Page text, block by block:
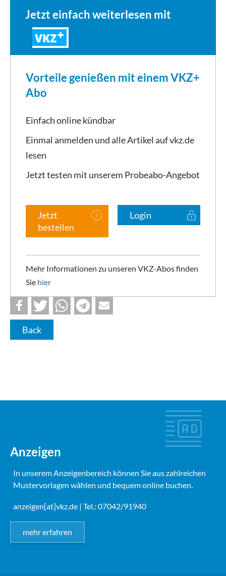
Jetzt einfach weiterlesen mit
VKZ
Vorteile genießen mit einem VKZ+
Abo
Einfach online kündbar
Einmal anmelden und alle Artikel auf vkz.de
lesen
Jetzt testen mit unserem Probeabo-Angebot
Jetzt
bestellen
Login
Mehr Informationen zu unseren VKZ-Abos finden
Sie hier
Back
Anzeigen
In unserem Anzeigenbereich können Sie aus zahlreichen
Mustervorlagen wählen und bequem online buchen.
anzeigen[at]vkz.de | Tel.: 07042/91940
mehr erfahren